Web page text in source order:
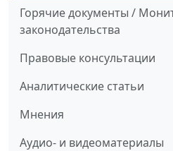
Горячие документы /
законодательства
Правовые консультации
Аналитические статьи
Мнения
Аудио- и видеоматериалы